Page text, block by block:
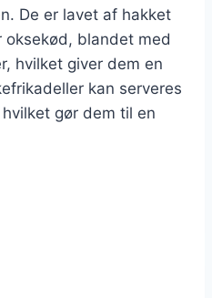
De er lavet af hakket
oksekød, blandet med
hvilket giver dem en
kan serveres
gør dem til en